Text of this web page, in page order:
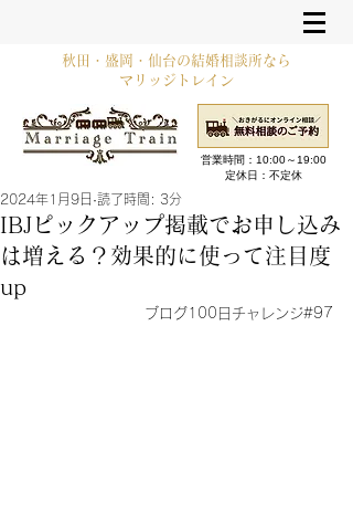
秋田・盛岡・仙台の結婚相談所なら
マリッジトレイン
営業時間：10:00～19:00​
定休日：不定休
IBJピックアップ掲載でお申し込み
は増える？効果的に使って注目度
up
2024年1月9日 読了時間: 3分
ブログ100日チャレンジ#97